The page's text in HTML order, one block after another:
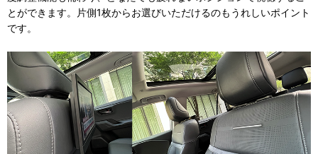
とができます。片側1枚からお選びいただけるのもうれしいポイント
です。